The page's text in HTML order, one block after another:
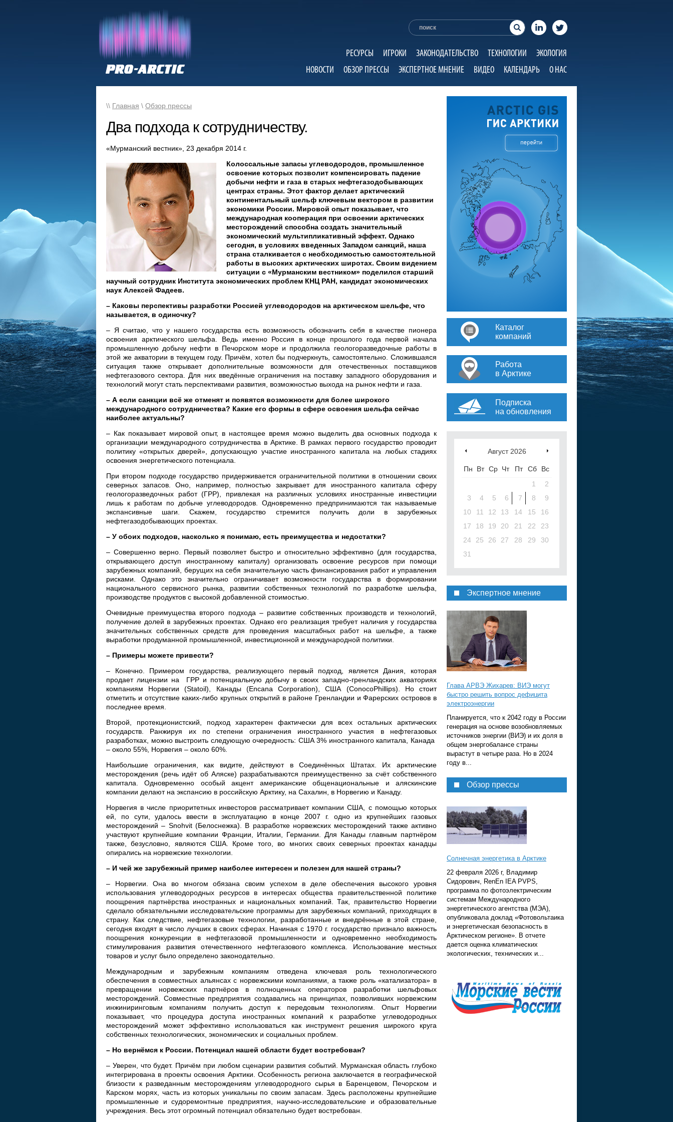
РЕСУРСЫ ИГРОКИ ЗАКОНОДАТЕЛЬСТВО ТЕХНОЛОГИИ
ЭКОЛОГИЯ
НОВОСТИ
ОБЗОР ПРЕССЫ ЭКСПЕРТНОЕ МНЕНИЕ ВИДЕО КАЛЕНДАРЬ О НАС
\\ Главная \ Обзор прессы
Два подхода к сотрудничеству.
«Мурманский вестник», 23 декабря 2014 г.
Колоссальные запасы углеводородов, промышленное
освоение которых позволит компенсировать падение
добычи нефти и газа в старых нефтегазодобывающих
центрах страны. Этот фактор делает арктический
континентальный шельф ключевым вектором в развитии
экономики России. Мировой опыт показывает, что
международная кооперация при освоении арктических
месторождений способна создать значительный
экономический мультипликативный эффект. Однако
сегодня, в условиях введенных Западом санкций, наша
страна сталкивается с необходимостью самостоятельной
работы в высоких арктических широтах. Своим видением
ситуации с «Мурманским вестником» поделился старший
научный сотрудник Института экономических проблем КНЦ РАН, кандидат экономических
наук Алексей Фадеев.
– Каковы перспективы разработки Россией углеводородов на арктическом шельфе, что
называется, в одиночку?
– Я считаю, что у нашего государства есть возможность обозначить себя в качестве пионера
освоения арктического шельфа. Ведь именно Россия в конце прошлого года первой начала
промышленную добычу нефти в Печорском море и продолжила геологоразведочные работы в
этой же акватории в текущем году. Причём, хотел бы подчеркнуть, самостоятельно. Сложившаяся
ситуация также открывает дополнительные возможности для отечественных поставщиков
нефтегазового сектора. Для них введённые ограничения на поставку западного оборудования и
технологий могут стать перспективами развития, возможностью выхода на рынок нефти и газа.
– А если санкции всё же отменят и появятся возможности для более широкого
международного сотрудничества? Какие его формы в сфере освоения шельфа сейчас
наиболее актуальны?
– Как показывает мировой опыт, в настоящее время можно выделить два основных подхода к
организации международного сотрудничества в Арктике. В рамках первого государство проводит
политику «открытых дверей», допускающую участие иностранного капитала на любых стадиях
освоения энергетического потенциала.
При втором подходе государство придерживается ограничительной политики в отношении своих
северных запасов. Оно, например, полностью закрывает для иностранного капитала сферу
геологоразведочных работ (ГРР), привлекая на различных условиях иностранные инвестиции
лишь к работам по добыче углеводородов. Одновременно предпринимаются так называемые
экспансивные шаги. Скажем, государство стремится получить доли в зарубежных
нефтегазодобывающих проектах.
– У обоих подходов, насколько я понимаю, есть преимущества и недостатки?
– Совершенно верно. Первый позволяет быстро и относительно эффективно (для государства,
открывающего доступ иностранному капиталу) организовать освоение ресурсов при помощи
зарубежных компаний, берущих на себя значительную часть финансирования работ и управления
рисками. Однако это значительно ограничивает возможности государства в формировании
национального сервисного рынка, развитии собственных технологий по разработке шельфа,
производстве продуктов с высокой добавленной стоимостью.
Очевидные преимущества второго подхода – развитие собственных производств и технологий,
получение долей в зарубежных проектах. Однако его реализация требует наличия у государства
значительных собственных средств для проведения масштабных работ на шельфе, а также
выработки продуманной промышленной, инвестиционной и международной политики.
– Примеры можете привести?
– Конечно. Примером государства, реализующего первый подход, является Дания, которая
продает лицензии на ГРР и потенциальную добычу в своих западно-гренландских акваториях
компаниям Норвегии (Statoil), Канады (Encana Corporation), США (ConocoPhillips). Но стоит
отметить и отсутствие каких-либо крупных открытий в районе Гренландии и Фарерских островов в
последнее время.
Второй, протекционистский, подход характерен фактически для всех остальных арктических
государств. Ранжируя их по степени ограничения иностранного участия в нефтегазовых
разработках, можно выстроить следующую очередность: США 3% иностранного капитала, Канада
– около 55%, Норвегия – около 60%.
Наибольшие ограничения, как видите, действуют в Соединённых Штатах. Их арктические
месторождения (речь идёт об Аляске) разрабатываются преимущественно за счёт собственного
капитала. Одновременно особый акцент американские общенациональные и аляскинские
компании делают на экспансию в российскую Арктику, на Сахалин, в Норвегию и Канаду.
Норвегия в числе приоритетных инвесторов рассматривает компании США, с помощью которых
ей, по сути, удалось ввести в эксплуатацию в конце 2007 г. одно из крупнейших газовых
месторождений – Snohvit (Белоснежка). В разработке норвежских месторождений также активно
участвуют крупнейшие компании Франции, Италии, Германии. Для Канады главным партнёром
также, безусловно, являются США. Кроме того, во многих своих северных проектах канадцы
опирались на норвежские технологии.
– И чей же зарубежный пример наиболее интересен и полезен для нашей страны?
– Норвегии. Она во многом обязана своим успехом в деле обеспечения высокого уровня
использования углеводородных ресурсов в интересах общества правительственной политике
поощрения партнёрства иностранных и национальных компаний. Так, правительство Норвегии
сделало обязательными исследовательские программы для зарубежных компаний, приходящих в
страну. Как следствие, нефтегазовые технологии, разработанные и внедрённые в этой стране,
сегодня входят в число лучших в своих сферах. Начиная с 1970 г. государство признало важность
поощрения конкуренции в нефтегазовой промышленности и одновременно необходимость
стимулирования развития отечественного нефтегазового комплекса. Использование местных
товаров и услуг было определено законодательно.
Международным и зарубежным компаниям отведена ключевая роль технологического
обеспечения в совместных альянсах с норвежскими компаниями, а также роль «катализатора» в
превращении норвежских партнёров в полноценных операторов разработки шельфовых
месторождений. Совместные предприятия создавались на принципах, позволивших норвежским
инжиниринговым компаниям получить доступ к передовым технологиям. Опыт Норвегии
показывает, что процедура доступа иностранных компаний к разработке углеводородных
месторождений может эффективно использоваться как инструмент решения широкого круга
собственных технологических, экономических и социальных проблем.
– Но вернёмся к России. Потенциал нашей области будет востребован?
– Уверен, что будет. Причём при любом сценарии развития событий. Мурманская область глубоко
интегрирована в проекты освоения Арктики. Особенность региона заключается в географической
близости к разведанным месторождениям углеводородного сырья в Баренцевом, Печорском и
Карском морях, часть из которых уникальны по своим запасам. Здесь расположены крупнейшие
промышленные и судоремонтные предприятия, научно-исследовательские и образовательные
учреждения. Весь этот огромный потенциал обязательно будет востребован.
Каталог
компаний
Работа
в Арктике
Подписка
на обновления
Август 2026
Пн Вт Ср Чт Пт Сб
Вс
1
2
3
4 5 6 7 8
9
10
11 12 13 14 15
16
17
18 19 20 21 22
23
24
25 26 27 28 29
30
31
Экспертное мнение
Глава АРВЭ Жихарев: ВИЭ могут
быстро решить вопрос дефицита
электроэнергии
Планируется, что к 2042 году в России
генерация на основе возобновляемых
источников энергии (ВИЭ) и их доля в
общем энергобалансе страны
вырастут в четыре раза. Но в 2024
году в...
Обзор прессы
Солнечная энергетика в Арктике
22 февраля 2026 г, Владимир
Сидорович, RenEn IEA PVPS,
программа по фотоэлектрическим
системам Международного
энергетического агентства (МЭА),
опубликовала доклад «Фотовольтаика
и энергетическая безопасность в
Арктическом регионе». В отчете
дается оценка климатических
экологических, технических и...